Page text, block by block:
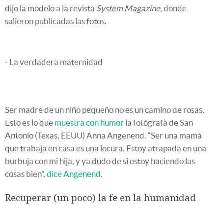
dijo la modelo a la revista System Magazine, donde
salieron publicadas las fotos.
- La verdadera maternidad
Ser madre de un niño pequeño no es un camino de rosas.
Esto es lo que muestra con humor la fotógrafa de San
Antonio (Texas, EEUU) Anna Angenend. “Ser una mamá
que trabaja en casa es una locura. Estoy atrapada en una
burbuja con mi hija, y ya dudo de si estoy haciendo las
cosas bien”, dice Angenend
Recuperar (un poco) la fe en la humanidad